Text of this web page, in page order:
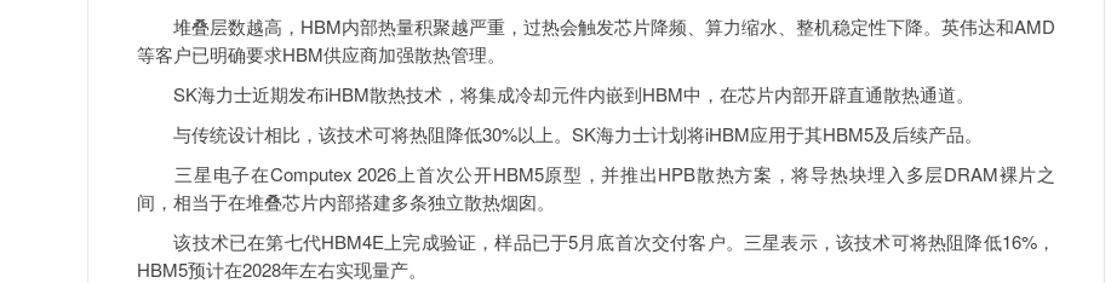
堆叠层数越高，HBM内部热量积聚越严重，过热会触发芯片降频、算力缩水、整机稳定性下降。英伟达和AMD
等客户已明确要求HBM供应商加强散热管理。
SK海力士近期发布iHBM散热技术，将集成冷却元件内嵌到HBM中，在芯片内部开辟直通散热通道。
与传统设计相比，该技术可将热阻降低30%以上。SK海力士计划将iHBM应用于其HBM5及后续产品。
三星电子在Computex 2026上首次公开HBM5原型，并推出HPB散热方案，将导热块埋入多层DRAM裸片之
间，相当于在堆叠芯片内部搭建多条独立散热烟囱。
该技术已在第七代HBM4E上完成验证，样品已于5月底首次交付客户。三星表示，该技术可将热阻降低16%，
HBM5预计在2028年左右实现量产。